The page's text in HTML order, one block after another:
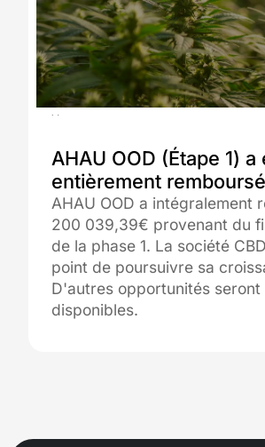
AHAU OOD (Étape 1) a
entièrement remboursé
AHAU OOD a intégralement
200 039,39€ provenant du
de la phase 1. La société
point de poursuivre sa
D'autres opportunités seront
disponibles.